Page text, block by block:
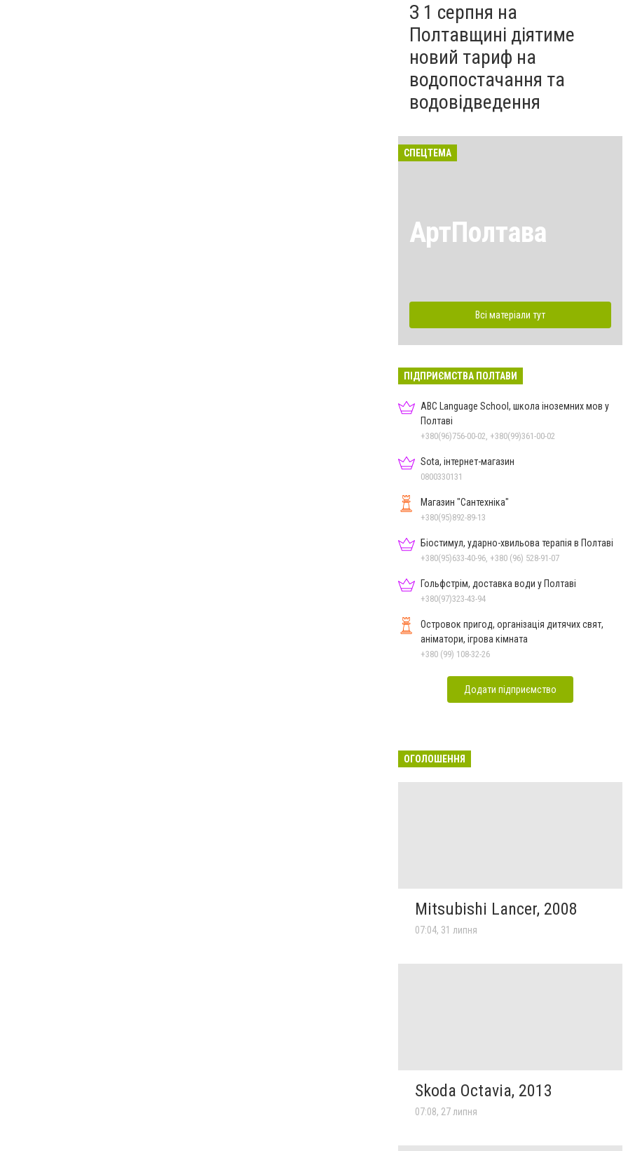
З 1 серпня на
Полтавщині діятиме
новий тариф на
водопостачання та
водовідведення
СПЕЦТЕМА
АртПолтава
Всі матеріали тут
ПІДПРИЄМСТВА ПОЛТАВИ
ABC Language School, школа іноземних мов у
Полтаві
+380(96)756-00-02, +380(99)361-00-02
Sota, інтернет-магазин
0800330131
Магазин "Сантехніка"
+380(95)892-89-13
Біостимул, ударно-хвильова терапія в Полтаві
+380(95)633-40-96, +380 (96) 528-91-07
Гольфстрім, доставка води у Полтаві
+380(97)323-43-94
Островок пригод, організація дитячих свят,
аніматори, ігрова кімната
+380 (99) 108-32-26
Додати підприємство
ОГОЛОШЕННЯ
Mitsubishi Lancer, 2008
07:04, 31 липня
Skoda Octavia, 2013
07:08, 27 липня